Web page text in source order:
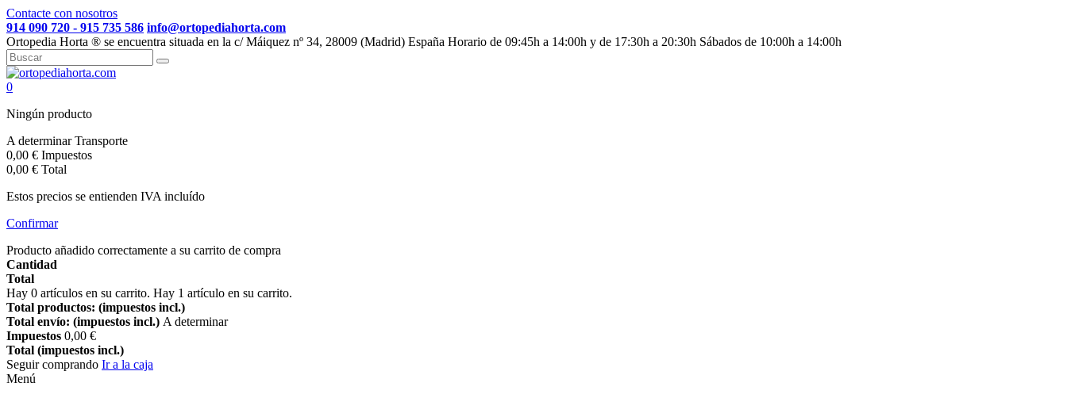
Contacte con nosotros
914 090 720 - 915 735 586 info@ortopediahorta.com
Ortopedia Horta ® se encuentra situada en la c/ Máiquez nº 34, 28009 (Madrid) España Horario de 09:45h a 14:00h y de 17:30h a 20:30h Sábados de 10:00h a 14:00h
0
Ningún producto
A determinarTransporte
0,00 € Impuestos
0,00 € Total
Estos precios se entienden IVA incluído
Confirmar
Producto añadido correctamente a su carrito de compra
Cantidad
Total
Hay 0 artículos en su carrito. Hay 1 artículo en su carrito.
Total productos: (impuestos incl.)
Total envío: (impuestos incl.) A determinar
Impuestos 0,00 €
Total (impuestos incl.)
Seguir comprando Ir a la caja
Menú